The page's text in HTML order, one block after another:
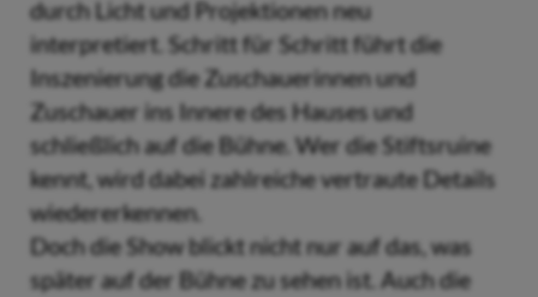
durch Licht und Projektionen neu
interpretiert. Schritt für Schritt führt die
Inszenierung die Zuschauerinnen und
Zuschauer ins Innere des Hauses und
schließlich auf die Bühne. Wer die Stiftsruine
kennt, wird dabei zahlreiche vertraute Details
wiedererkennen.
Doch die Show blickt nicht nur auf das, was
später auf der Bühne zu sehen ist. Auch die